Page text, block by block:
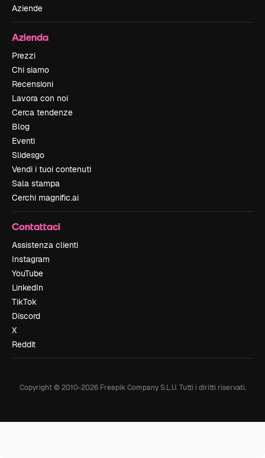
Aziende
Azienda
Prezzi
Chi siamo
Recensioni
Lavora con noi
Cerca tendenze
Blog
Eventi
Slidesgo
Vendi i tuoi contenuti
Sala stampa
Cerchi magnific.ai
Contattaci
Assistenza clienti
Instagram
YouTube
LinkedIn
TikTok
Discord
X
Reddit
Copyright © 2010-2026Freepik Company S.L.U. Tutti i diritti riservati.